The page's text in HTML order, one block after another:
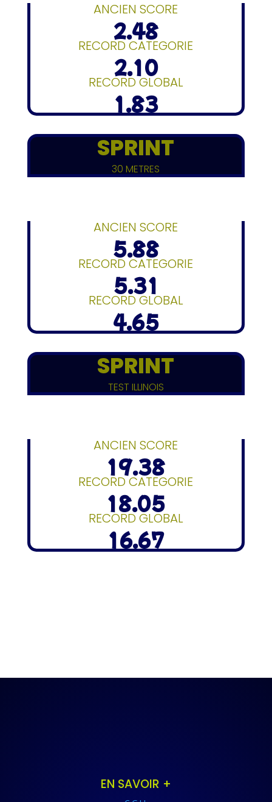
ANCIEN SCORE
2.48
RECORD CATEGORIE
2.10
RECORD GLOBAL
1.83
SPRINT
30 METRES
ANCIEN SCORE
5.88
RECORD CATEGORIE
5.31
RECORD GLOBAL
4.65
SPRINT
TEST ILLINOIS
ANCIEN SCORE
19.38
RECORD CATEGORIE
18.05
RECORD GLOBAL
16.67
EN SAVOIR +